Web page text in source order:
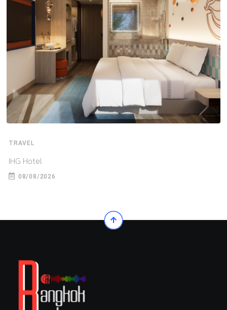
TRAVEL
IHG Hotel
08/08/2026